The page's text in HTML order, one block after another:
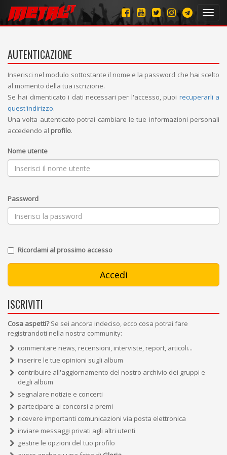
AUTENTICAZIONE
Inserisci nel modulo sottostante il nome e la password che hai scelto
al momento della tua iscrizione.
Se hai dimenticato i dati necessari per l'accesso, puoi recuperarli a
quest'indirizzo.
Una volta autenticato potrai cambiare le tue informazioni personali
accedendo al profilo.
Nome utente
Password
Ricordami al prossimo accesso
ISCRIVITI
Cosa aspetti?Se sei ancora indeciso, ecco cosa potrai fare
registrandoti nella nostra community:
commentare news, recensioni, interviste, report, articoli...
inserire le tue opinioni sugli album
contribuire all'aggiornamento del nostro archivio dei gruppi e
degli album
segnalare notizie e concerti
partecipare ai concorsi a premi
ricevere importanti comunicazioni via posta elettronica
inviare messaggi privati agli altri utenti
gestire le opzioni del tuo profilo